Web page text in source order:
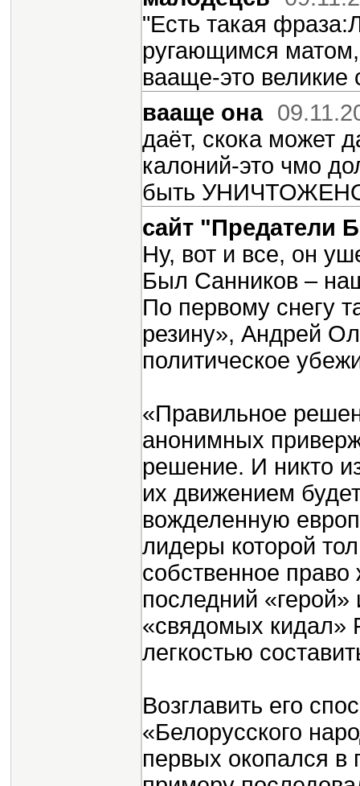
"Есть такая
ругающимся
вааще-это великие
вааще она
даёт, скока может
калоний-это чмо
быть
сайт "Предатели
Ну, вот и все, он
Был Санников –
По первому снегу
резину», Андрей
политическое
«Правильное
анонимных
решение. И никто
их движением
вожделенную
лидеры которой
собственное
последний «герой»
«свядомых кидал»
легкостью
Возглавить его
«Белорусского
первых окопался